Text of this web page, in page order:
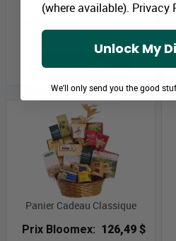
MAGASINEZ
Panier Cadeau Classique
Prix Bloomex: 126,49 $
(where available). Privacy
Unlock My
We'll only send you the good